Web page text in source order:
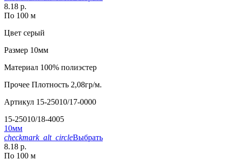
8.18 р.
По 100 м
Цвет серый
Размер 10мм
Материал 100% полиэстер
Прочее Плотность 2,08гр/м.
Артикул 15-25010/17-0000
15-25010/18-4005
10мм
checkmark_alt_circleВыбрать
8.18 р.
По 100 м